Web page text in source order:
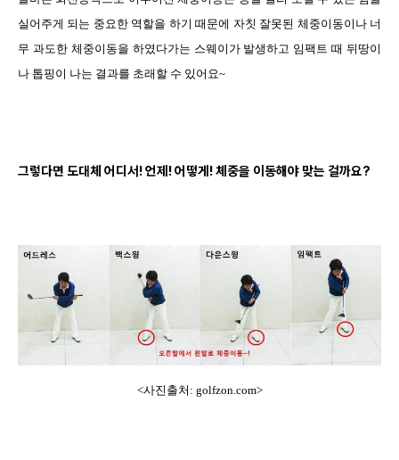
실어주게 되는 중요한 역할을 하기 때문에 자칫 잘못된 체중이동이나 너
무 과도한 체중이동을 하였다가는 스웨이가 발생하고 임팩트 때 뒤땅이
나 톱핑이 나는 결과를 초래할 수 있어요~
그렇다면 도대체 어디서 !언제 !어떻게 !체중을 이동해야 맞는 걸까요?
<사진출처: golfzon.com>